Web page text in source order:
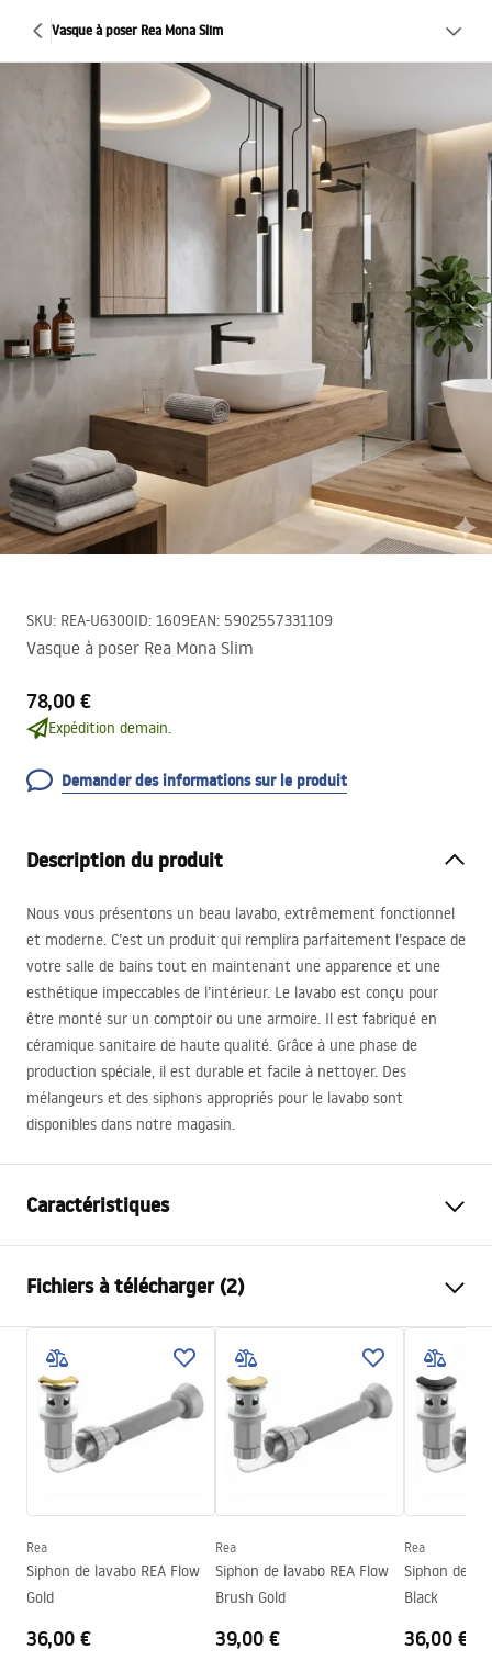
Vasque à poser Rea Mona Slim
SKU: REA-U6300ID: 1609EAN: 5902557331109
Vasque à poser Rea Mona Slim
78,00 €
Expédition demain.
Demander des informations sur le produit
Description du produit
Nous vous présentons un beau lavabo, extrêmement fonctionnel
et moderne. C’est un produit qui remplira parfaitement l’espace de
votre salle de bains tout en maintenant une apparence et une
esthétique impeccables de l’intérieur. Le lavabo est conçu pour
être monté sur un comptoir ou une armoire. Il est fabriqué en
céramique sanitaire de haute qualité. Grâce à une phase de
production spéciale, il est durable et facile à nettoyer. Des
mélangeurs et des siphons appropriés pour le lavabo sont
disponibles dans notre magasin.
Caractéristiques
Matériel
Couleur
Blanc
Finition
Brillant
Longueur
505
Largeur
400mm
Hauteur
140
Forme
Trou de robinet
Non
Fichiers à télécharger (2)
Instructions de montage
Conditions de garantie
Rea
Siphon de lavabo REA Flow
Gold
36,00 €
Rea
Siphon de lavabo REA Flow
Brush Gold
39,00 €
Rea
Siphon de
Black
36,00 €